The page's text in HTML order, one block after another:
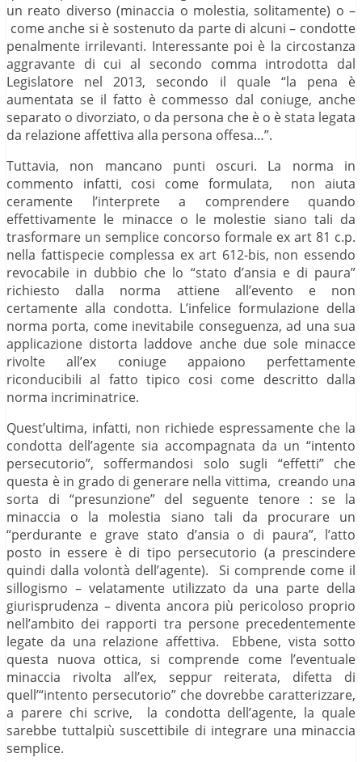
un reato diverso (minaccia o molestia, solitamente) o –
come anche si è sostenuto da parte di alcuni – condotte
penalmente irrilevanti. Interessante poi è la circostanza
aggravante di cui al secondo comma introdotta dal
Legislatore nel 2013, secondo il quale “la pena è
aumentata se il fatto è commesso dal coniuge, anche
separato o divorziato, o da persona che è o è stata legata
da relazione affettiva alla persona offesa…”.
Tuttavia, non mancano punti oscuri. La norma in
commento infatti, cosi come formulata, non aiuta
ceramente l’interprete a comprendere quando
effettivamente le minacce o le molestie siano tali da
trasformare un semplice concorso formale ex art 81 c.p.
nella fattispecie complessa ex art 612-bis, non essendo
revocabile in dubbio che lo “stato d’ansia e di paura”
richiesto dalla norma attiene all’evento e non
certamente alla condotta. L’infelice formulazione della
norma porta, come inevitabile conseguenza, ad una sua
applicazione distorta laddove anche due sole minacce
rivolte all’ex coniuge appaiono perfettamente
riconducibili al fatto tipico cosi come descritto dalla
norma incriminatrice.
Quest’ultima, infatti, non richiede espressamente che la
condotta dell’agente sia accompagnata da un “intento
persecutorio”, soffermandosi solo sugli “effetti” che
questa è in grado di generare nella vittima, creando una
sorta di “presunzione” del seguente tenore : se la
minaccia o la molestia siano tali da procurare un
“perdurante e grave stato d’ansia o di paura”, l’atto
posto in essere è di tipo persecutorio (a prescindere
quindi dalla volontà dell’agente). Si comprende come il
sillogismo – velatamente utilizzato da una parte della
giurisprudenza – diventa ancora più pericoloso proprio
nell’ambito dei rapporti tra persone precedentemente
legate da una relazione affettiva. Ebbene, vista sotto
questa nuova ottica, si comprende come l’eventuale
minaccia rivolta all’ex, seppur reiterata, difetta di
quell’“intento persecutorio” che dovrebbe caratterizzare,
a parere chi scrive, la condotta dell’agente, la quale
sarebbe tuttalpiù suscettibile di integrare una minaccia
semplice.